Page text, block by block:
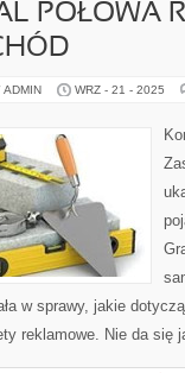
POŁOWA
ADMIN WRZ - 21 - 2025
w sprawy, jakie
reklamowe. Nie da się